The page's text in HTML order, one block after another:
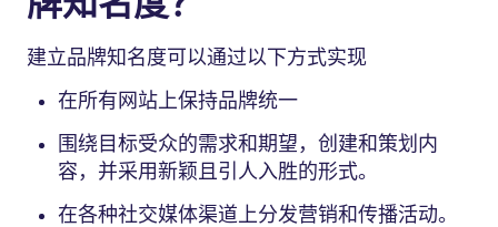
建立品牌知名度可以通过以下方式实现
在所有网站上保持品牌统一
围绕目标受众的需求和期望，创建和策划内
容，并采用新颖且引人入胜的形式。
在各种社交媒体渠道上分发营销和传播活动。